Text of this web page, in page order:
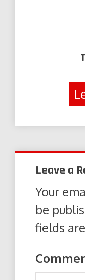
Leave a
Your
be
fields